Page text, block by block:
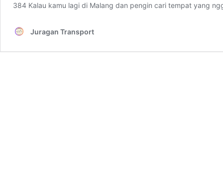
384 Kalau kamu lagi di Malang dan pengin cari tempat yang
Juragan Transport